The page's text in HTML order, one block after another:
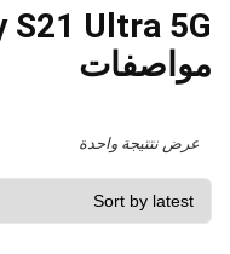
S21 Ultra 5G
مواصفات
عرض نتتيجة واحدة